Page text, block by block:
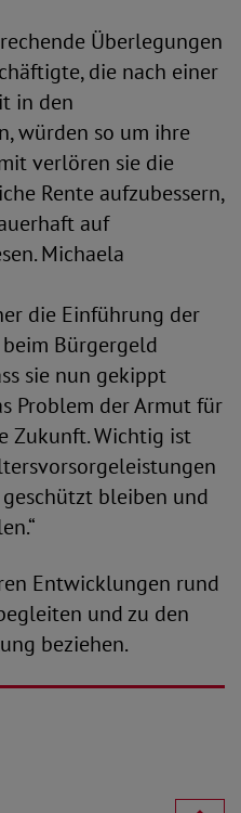
Überlegungen
die nach einer
in den
würden so um ihre
verlören sie die
Rente aufzubessern,
auf
Michaela
die Einführung der
Bürgergeld
sie nun gekippt
Problem der Armut für
Zukunft. Wichtig ist
bleiben und
Entwicklungen rund
und zu den
beziehen.